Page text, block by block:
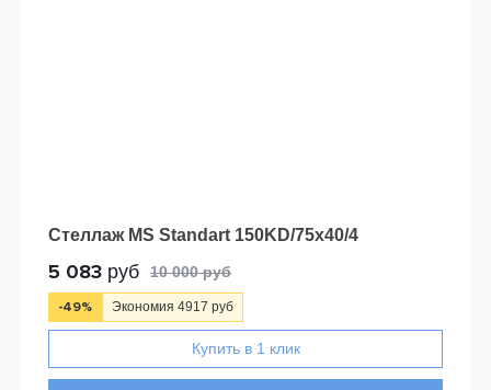
Стеллаж MS Standart 150KD/75x40/4
5 083 руб 10 000 руб
-49% Экономия 4917 руб